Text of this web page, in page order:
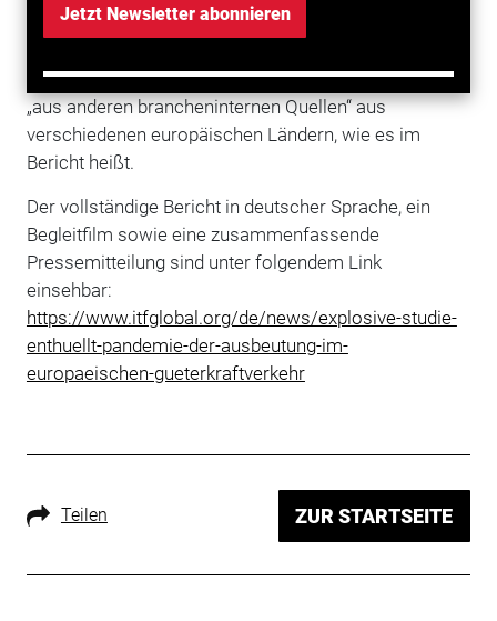
Jetzt Newsletter abonnieren
Der Bericht stützt sich bei seinen Angaben auf die
Lkw-Fahrern. Ergänzt wurden diese Informationen
„aus anderen brancheninternen Quellen“ aus
verschiedenen europäischen Ländern, wie es im
Bericht heißt.
Der vollständige Bericht in deutscher Sprache, ein
Begleitfilm sowie eine zusammenfassende
Pressemitteilung sind unter folgendem Link
einsehbar:
https://www.itfglobal.org/de/news/explosive-studie-
enthuellt-pandemie-der-ausbeutung-im-
europaeischen-gueterkraftverkehr
Teilen ZUR STARTSEITE